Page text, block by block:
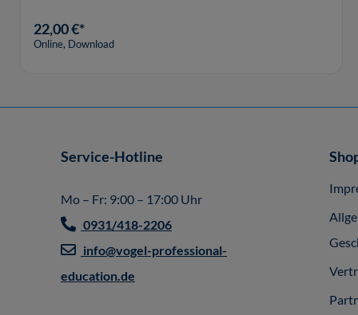
22,00 €*
Online, Download
Service-Hotline
Mo – Fr: 9:00 – 17:00 Uhr
0931/418-2206
info@vogel-professional-
education.de